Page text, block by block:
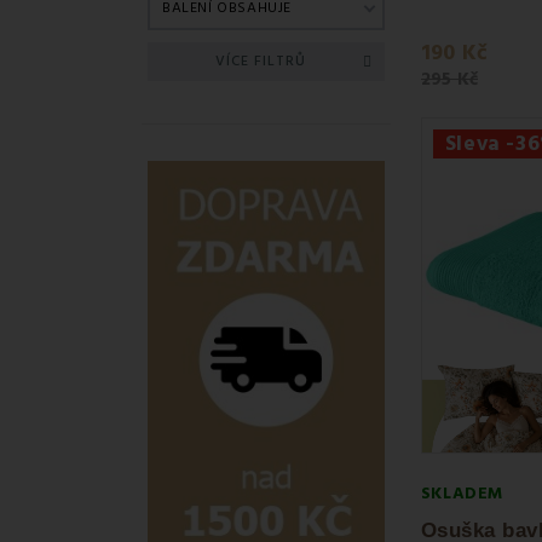
BALENÍ OBSAHUJE
VÍCE FILTRŮ 190 Kč
Sleva -
SKLADEM